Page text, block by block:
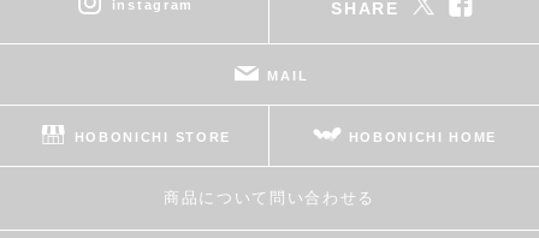
instagram SHARE
MAIL
HOBONICHI STORE HOBONICHI HOME
商品について問い合わせる